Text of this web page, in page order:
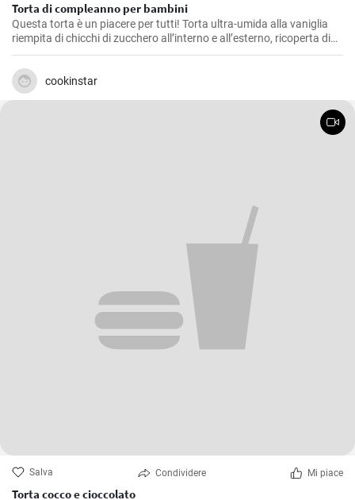
Torta di compleanno per bambini
Questa torta è un piacere per tutti! Torta ultra-umida alla vaniglia
riempita di chicchi di zucchero all’interno e all’esterno, ricoperta di
crema cremosa al burro di meringa italiana e condita con una
morbida ganache rosa.
cookinstar
Salva Condividere Mi piace
Torta cocco e cioccolato